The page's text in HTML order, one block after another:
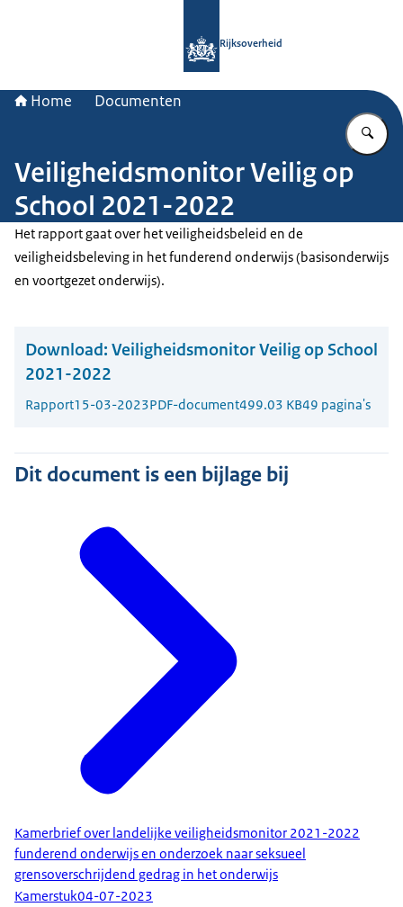
Rijksoverheid
Home Documenten
Veiligheidsmonitor Veilig op
School 2021-2022
Het rapport gaat over het veiligheidsbeleid en de
veiligheidsbeleving in het funderend onderwijs (basisonderwijs
en voortgezet onderwijs).
Download: Veiligheidsmonitor Veilig op School
2021-2022
Rapport15-03-2023PDF-document499.03 KB49 pagina's
Dit document is een bijlage bij
Kamerbrief over landelijke veiligheidsmonitor 2021-2022
funderend onderwijs en onderzoek naar seksueel
grensoverschrijdend gedrag in het onderwijs
Kamerstuk04-07-2023